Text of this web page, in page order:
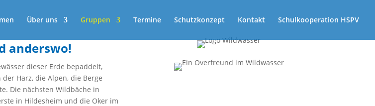
Über uns Gruppen Termine Schutzkonzept Kontakt Schulkooperation HSPV
anderswo!
dieser Erde bepaddelt,
Harz, die Alpen, die Berge
Die nächsten Wildbäche in
in Hildesheim und die Oker im